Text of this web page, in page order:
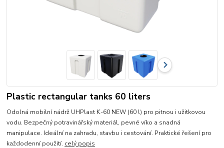
Plastic rectangular tanks 60 liters
Odolná mobilní nádrž UHPlast K-60 NEW (60 l) pro pitnou i užitkovou
vodu. Bezpečný potravinářský materiál, pevné víko a snadná
manipulace. Ideální na zahradu, stavbu i cestování. Praktické řešení pro
každodenní použití. celý popis